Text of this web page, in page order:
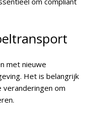
met nieuwe
Het is belangrijk
om